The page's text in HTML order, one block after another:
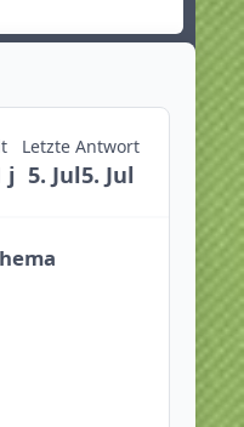
j
Letzte Antwort
5. Jul5. Jul